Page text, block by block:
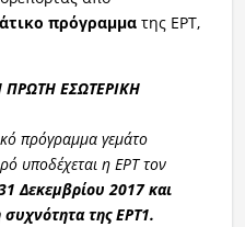
πρόγραμματης ΕΡΤ,
ΕΣΩΤΕΡΙΚΗ
πρόγραμμα γεμάτο
υποδέχεται η ΕΡΤ τον
Δεκεμβρίου 2017 και
της ΕΡΤ1.